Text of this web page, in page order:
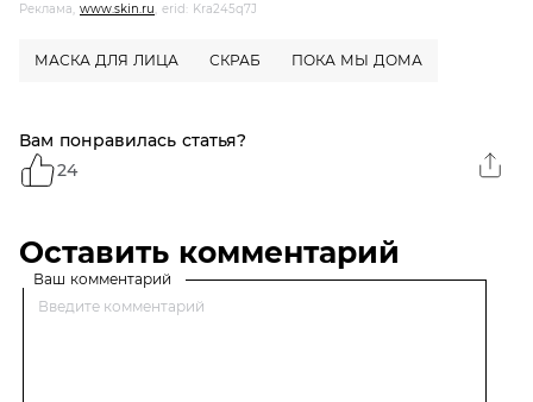
Реклама, www.skin.ru, erid: Kra245q7J
МАСКА ДЛЯ ЛИЦА СКРАБ ПОКА МЫ ДОМА
Вам понравилась статья?
24
Оставить комментарий
Ваш комментарий